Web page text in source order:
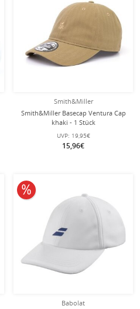
Smith&Miller
Smith&Miller Basecap Ventura Cap
khaki - 1 Stück
UVP: 19,95€
15,96€
Babolat
10% reduziert